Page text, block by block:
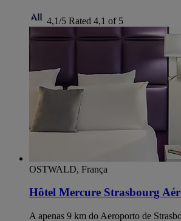
4,1/5 Rated 4,1 of 5
OSTWALD, França
Hôtel Mercure Strasbourg
A apenas 9 km do Aeroporto de